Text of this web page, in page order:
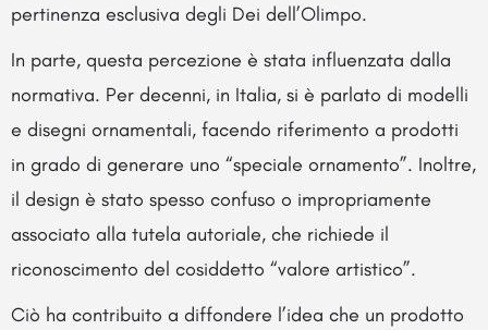
pertinenza esclusiva degli Dei dell’Olimpo.
In parte, questa percezione è stata influenzata dalla
normativa. Per decenni, in Italia, si è parlato di modelli
e disegni ornamentali, facendo riferimento a prodotti
in grado di generare uno “speciale ornamento”. Inoltre,
il design è stato spesso confuso o impropriamente
associato alla tutela autoriale, che richiede il
riconoscimento del cosiddetto “valore artistico”.
Ciò ha contribuito a diffondere l’idea che un prodotto